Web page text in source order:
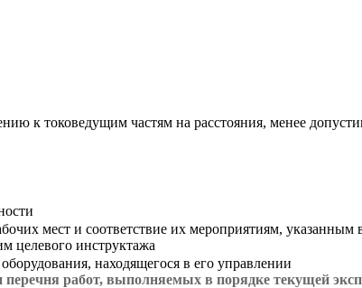
к токоведущим частям на расстояния, менее
мест и соответствие их мероприятиям,
целевого инструктажа
находящегося в его управлении
работ, выполняемых в порядке текущей